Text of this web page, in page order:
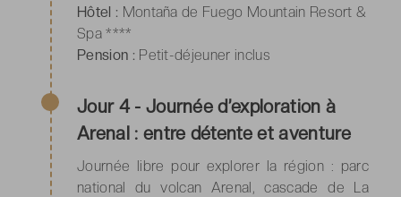
Hôtel : Montaña de Fuego Mountain Resort &
Spa ****
Pension : Petit-déjeuner inclus
Jour 4 - Journée d’exploration à
Arenal : entre détente et aventure
Journée libre pour explorer la région : parc
national du volcan Arenal, cascade de La